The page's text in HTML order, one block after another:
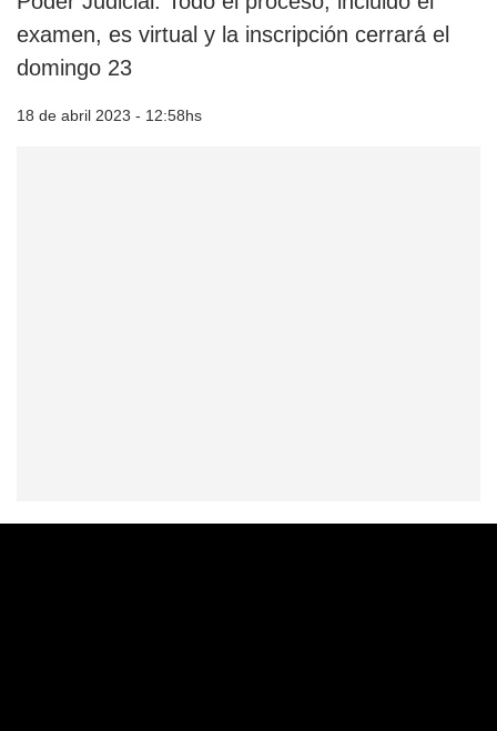
examen, es virtual y la inscripción cerrará el
domingo 23
18 de abril 2023 - 12:58hs